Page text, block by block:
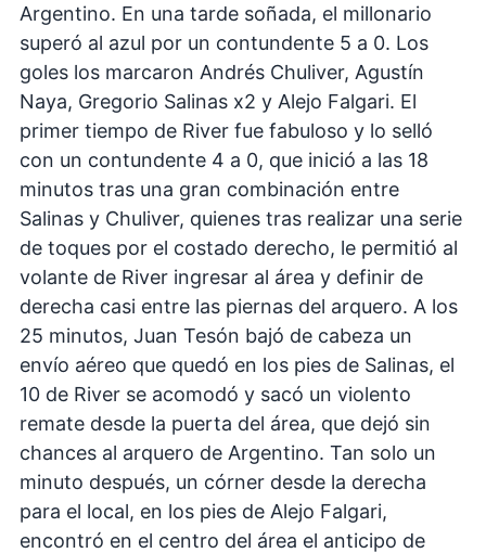
Argentino. En una tarde soñada, el millonario
superó al azul por un contundente 5 a 0. Los
goles los marcaron Andrés Chuliver, Agustín
Naya, Gregorio Salinas x2 y Alejo Falgari. El
primer tiempo de River fue fabuloso y lo selló
con un contundente 4 a 0, que inició a las 18
minutos tras una gran combinación entre
Salinas y Chuliver, quienes tras realizar una serie
de toques por el costado derecho, le permitió al
volante de River ingresar al área y definir de
derecha casi entre las piernas del arquero. A los
25 minutos, Juan Tesón bajó de cabeza un
envío aéreo que quedó en los pies de Salinas, el
10 de River se acomodó y sacó un violento
remate desde la puerta del área, que dejó sin
chances al arquero de Argentino. Tan solo un
minuto después, un córner desde la derecha
para el local, en los pies de Alejo Falgari,
encontró en el centro del área el anticipo de